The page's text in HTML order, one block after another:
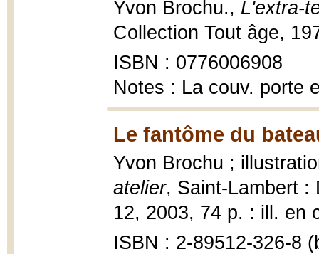
Yvon Brochu., L'extra-
Collection Tout âge,
ISBN : 0776006908
Notes : La couv. porte
Le fantôme du
Yvon Brochu ;
atelier, Saint-Lambert :
12, 2003, 74 p. : ill. en
ISBN : 2-89512-326-8